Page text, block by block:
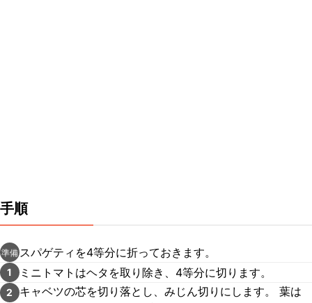
手順
準備 スパゲティを4等分に折っておきます。
1 ミニトマトはヘタを取り除き、4等分に切ります。
2
キャベツの芯を切り落とし、みじん切りにします。 葉は